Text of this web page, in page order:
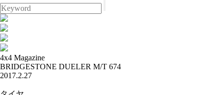
4x4 Magazine
BRIDGESTONE DUELER M/T 674
2017.2.27